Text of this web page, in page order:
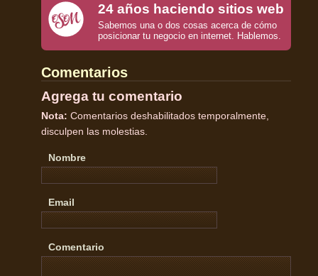
24 años haciendo sitios web
Sabemos una o dos cosas acerca de cómo
posicionar tu negocio en internet. Hablemos.
Comentarios
Agrega tu comentario
Nota: Comentarios deshabilitados temporalmente,
disculpen las molestias.
Nombre
Email
Comentario